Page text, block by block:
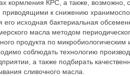
кормления КРС, а также, возможно,
к снижению
его исходная бактериальная
масла методом
продукта по
соблюдать технологию
а также подбирать
сливочного масла.